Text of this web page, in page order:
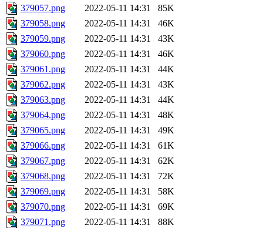
379057.png
2022-05-11 14:31
85K
379058.png
2022-05-11 14:31
46K
379059.png
2022-05-11 14:31
43K
379060.png
2022-05-11 14:31
46K
379061.png
2022-05-11 14:31
44K
379062.png
2022-05-11 14:31
43K
379063.png
2022-05-11 14:31
44K
379064.png
2022-05-11 14:31
48K
379065.png
2022-05-11 14:31
49K
379066.png
2022-05-11 14:31
61K
379067.png
2022-05-11 14:31
62K
379068.png
2022-05-11 14:31
72K
379069.png
2022-05-11 14:31
58K
379070.png
2022-05-11 14:31
69K
379071.png
2022-05-11 14:31
88K